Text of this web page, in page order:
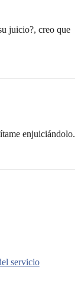
juicio?, creo que
enjuiciándolo.
servicio